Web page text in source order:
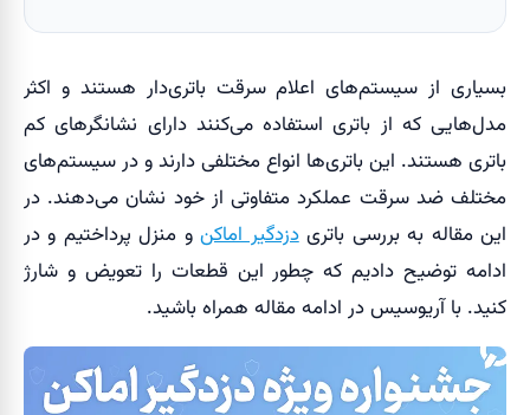
بسیاری از سیستم‌های اعلام سرقت باتری‌دار هستند و اکثر
مدل‌هایی که از باتری استفاده می‌کنند دارای نشانگرهای کم
باتری هستند. این باتری‌ها انواع مختلفی دارند و در سیستم‌های
مختلف ضد سرقت عملکرد متفاوتی از خود نشان می‌دهند. در
این مقاله به بررسی باتریدزدگیر اماکنو منزل پرداختیم و در
ادامه توضیح دادیم که چطور این قطعات را تعویض و شارژ
کنید. با آریوسیس در ادامه مقاله همراه باشید.